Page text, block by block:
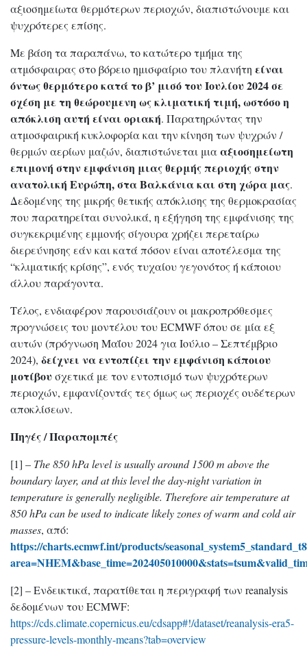
αξιοσημείωτα θερμότερων περιοχών, διαπιστώνουμε και
ψυχρότερες επίσης.
Με βάση τα παραπάνω, το κατώτερο τμήμα της
ατμόσφαιρας στο βόρειο ημισφαίριο του πλανήτη είναι
όντως θερμότερο κατά το β’ μισό του Ιουλίου 2024 σε
σχέση με τη θεώρουμενη ως κλιματική τιμή, ωστόσο η
απόκλιση αυτή είναι οριακή. Παρατηρώντας την
ατμοσφαιρική κυκλοφορία και την κίνηση των ψυχρών /
θερμών αερίων μαζών, διαπιστώνεται μιααξιοσημείωτη
επιμονή στην εμφάνιση μιας θερμής περιοχής στην
ανατολική Ευρώπη, στα Βαλκάνια και στη χώρα μας.
Δεδομένης της μικρής θετικής απόκλισης της θερμοκρασίας
που παρατηρείται συνολικά, η εξήγηση της εμφάνισης της
συγκεκριμένης εμμονής σίγουρα χρήζει περεταίρω
διερεύνησης εάν και κατά πόσον είναι αποτέλεσμα της
“κλιματικής κρίσης”, ενός τυχαίου γεγονότος ή κάποιου
άλλου παράγοντα.
Τέλος, ενδιαφέρον παρουσιάζουν οι μακροπρόθεσμες
προγνώσεις του μοντέλου του ECMWF όπου σε μία εξ
αυτών (πρόγνωση Μαΐου 2024 για Ιούλιο – Σεπτέμβριο
2024), δείχνει να εντοπίζει την εμφάνιση κάποιου
μοτίβουσχετικά με τον εντοπισμό των ψυχρότερων
περιοχών, εμφανίζοντάς τες όμως ως περιοχές ουδέτερων
αποκλίσεων.
Πηγές / Παραπομπές
[1] – The 850 hPa level is usually around 1500 m above the
boundary layer, and at this level the day-night variation in
temperature is generally negligible. Therefore air temperature at
850 hPa can be used to indicate likely zones of warm and cold air
masses, από:
https://charts.ecmwf.int/products/
[2] – Ενδεικτικά, παρατίθεται η περιγραφή των reanalysis
δεδομένων του ECMWF:
https://cds.climate.copernicus.eu/cdsapp#!/dataset/reanalysis-era5-
pressure-levels-monthly-means?tab=overview